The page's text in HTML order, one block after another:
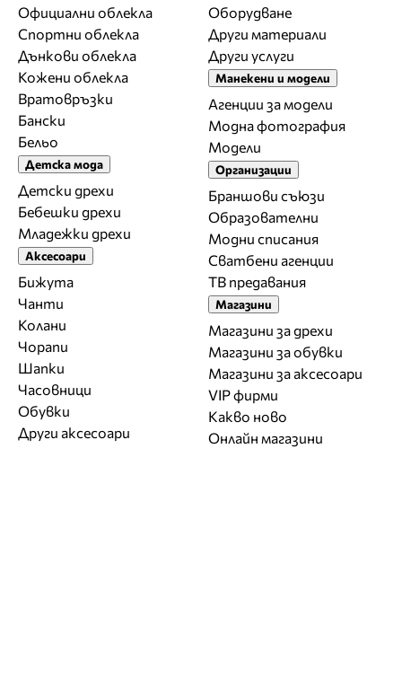
Официални облекла
Спортни облекла
Дънкови облекла
Кожени облекла
Вратовръзки
Бански
Бельо
Детска мода
Детски дрехи
Бебешки дрехи
Младежки дрехи
Аксесоари
Бижута
Чанти
Колани
Чорапи
Шапки
Часовници
Обувки
Други аксесоари
Оборудване
Други материали
Други услуги
Манекени и модели
Агенции за модели
Модна фотография
Модели
Организации
Браншови съюзи
Образователни
Модни списания
Сватбени агенции
ТВ предавания
Магазини
Магазини за дрехи
Магазини за обувки
Магазини за aксесоари
VIP фирми
Какво ново
Онлайн магазини